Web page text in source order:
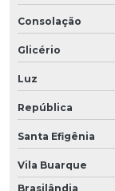
Consolação
Glicério
Luz
República
Santa Efigênia
Vila Buarque
Brasilândia